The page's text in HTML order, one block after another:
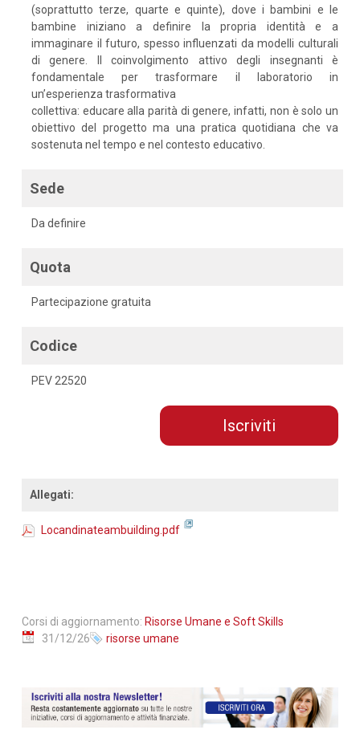
(soprattutto terze, quarte e quinte), dove i bambini e le
bambine iniziano a definire la propria identità e a
immaginare il futuro, spesso influenzati da modelli culturali
di genere. Il coinvolgimento attivo degli insegnanti è
fondamentale per trasformare il laboratorio in
un’esperienza trasformativa
collettiva: educare alla parità di genere, infatti, non è solo un
obiettivo del progetto ma una pratica quotidiana che va
sostenuta nel tempo e nel contesto educativo.
Sede
Da definire
Quota
Partecipazione gratuita
Codice
PEV 22520
Iscriviti
Allegati:
Locandinateambuilding.pdf
Corsi di aggiornamento: Risorse Umane e Soft Skills
31/12/26
risorse umane